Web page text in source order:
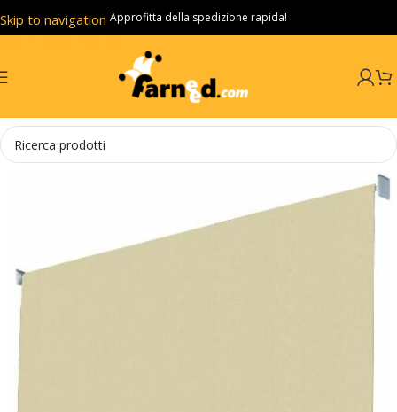
Skip to navigation
Skip to main content
Approfitta della spedizione rapida!